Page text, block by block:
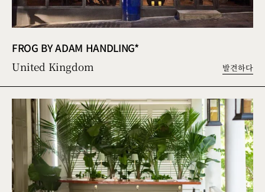
FROG BY ADAM HANDLING*
United Kingdom 발견하다